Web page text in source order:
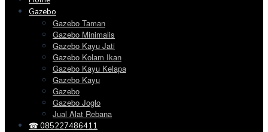
Gazebo
Gazebo Taman
Gazebo Minimalis
Gazebo Kayu Jati
Gazebo Kolam Ikan
Gazebo Kayu Kelapa
Gazebo Kayu
Gazebo
Gazebo Joglo
Jual Alat Rebana
☎ 085227486411